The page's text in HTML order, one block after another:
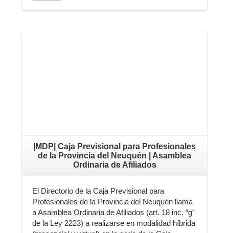
|MDP| Caja Previsional para Profesionales
de la Provincia del Neuquén | Asamblea
Ordinaria de Afiliados
El Directorio de la Caja Previsional para
Profesionales de la Provincia del Neuquén llama
a Asamblea Ordinaria de Afiliados (art. 18 inc. “g”
de la Ley 2223) a realizarse en modalidad híbrida